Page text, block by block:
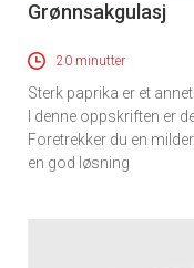
Grønnsakgulasj
20 minutter
Sterk paprika er et
I denne oppskriften er
Foretrekker du en
en god løsning